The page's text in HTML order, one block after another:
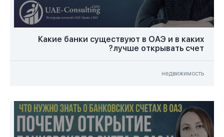
Какие банки существуют в ОАЭ и в каких
лучше открывать счет?
недвижимость